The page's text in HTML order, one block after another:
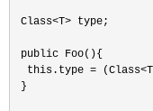
Class<T> type;
public Foo(){
this.type =
}